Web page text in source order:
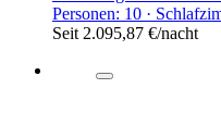
Personen: 10 ·
Seit 2.095,87 €/nacht